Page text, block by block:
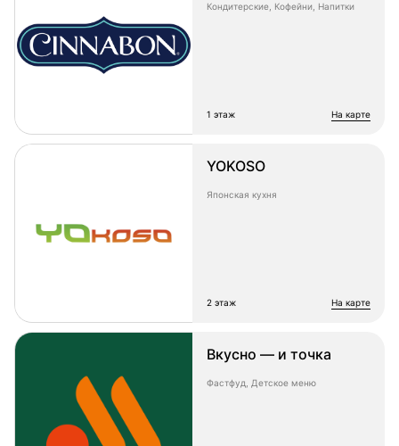
Кондитерские, Кофейни, Напитки
1 этаж на карте
YOKOSO
Японская кухня
2 этаж на карте
Вкусно — и точка
Фастфуд, Детское меню